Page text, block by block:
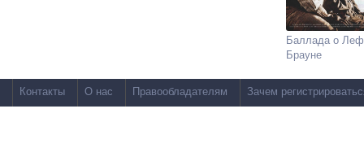
Баллада о
Брауне
Контакты О нас Правообладателям Зачем